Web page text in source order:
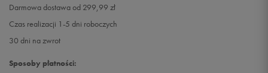
Darmowa dostawa od 299,99 zł
Czas realizacji 1-5 dni roboczych
30 dni na zwrot
Sposoby płatności: